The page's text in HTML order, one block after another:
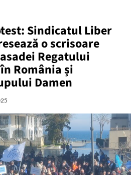
Sindicatul Liber
o scrisoare
Regatului
România și
Damen